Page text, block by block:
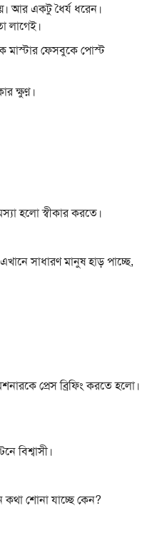
আর একটু ধৈর্য ধরেন।
লাগেই।
মাস্টার ফেসবুকে পোস্ট
ক্ষুণ্ন।
হলো স্বীকার করতে।
সাধারণ মানুষ হাড় পাচ্ছে,
প্রেস ব্রিফিং করতে হলো।
বিশ্বাসী।
শোনা যাচ্ছে কেন?